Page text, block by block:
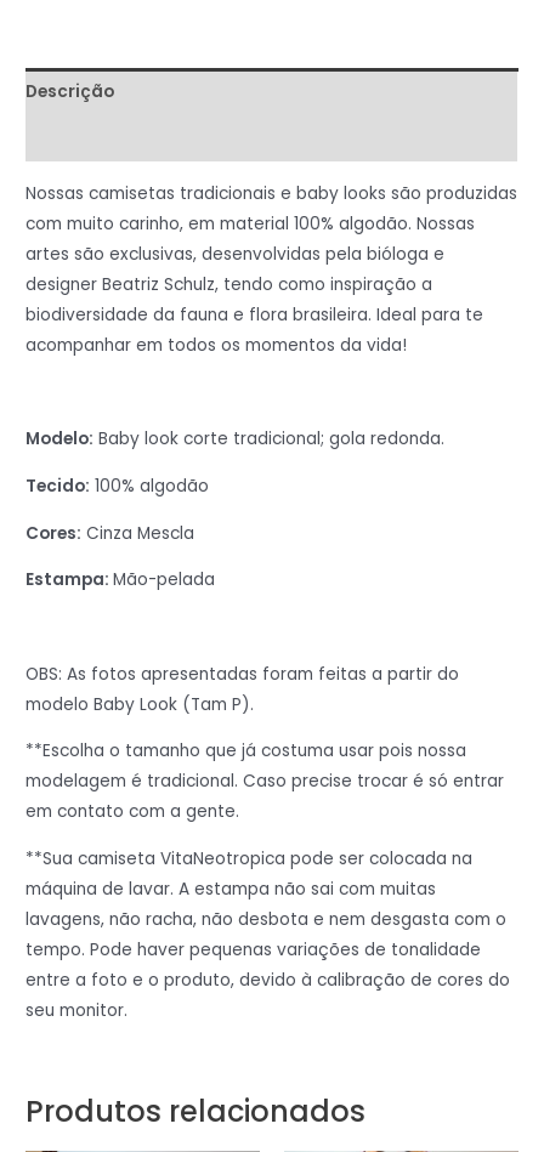
Descrição
Nossas camisetas tradicionais e baby looks são produzidas
com muito carinho, em material 100% algodão. Nossas
artes são exclusivas, desenvolvidas pela bióloga e
designer Beatriz Schulz, tendo como inspiração a
biodiversidade da fauna e flora brasileira. Ideal para te
acompanhar em todos os momentos da vida!
Modelo: Baby look corte tradicional; gola redonda.
Tecido: 100% algodão
Cores: Cinza Mescla
Estampa:Mão-pelada
OBS: As fotos apresentadas foram feitas a partir do
modelo Baby Look (Tam P).
**Escolha o tamanho que já costuma usar pois nossa
modelagem é tradicional. Caso precise trocar é só entrar
em contato com a gente.
**Sua camiseta VitaNeotropica pode ser colocada na
máquina de lavar. A estampa não sai com muitas
lavagens, não racha, não desbota e nem desgasta com o
tempo. Pode haver pequenas variações de tonalidade
entre a foto e o produto, devido à calibração de cores do
seu monitor.
Produtos relacionados